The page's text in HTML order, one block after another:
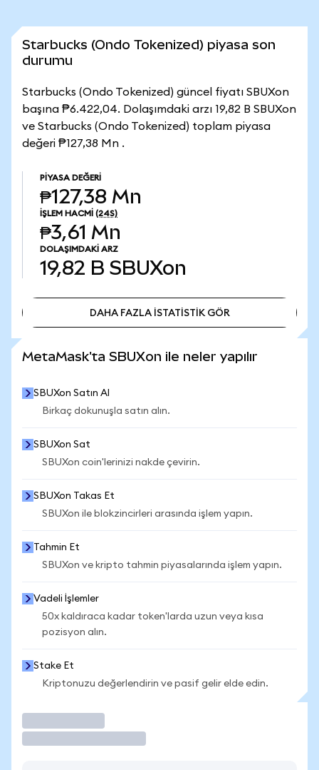
Starbucks (Ondo Tokenized) piyasa son
durumu
Starbucks (Ondo Tokenized) güncel fiyatı SBUXon
başına ₱6.422,04. Dolaşımdaki arzı 19,82 B SBUXon
ve Starbucks (Ondo Tokenized) toplam piyasa
değeri ₱127,38 Mn .
PIYASA DEĞERI
₱127,38 Mn
İŞLEM HACMI (24S)
₱3,61 Mn
DOLAŞIMDAKI ARZ
19,82 B SBUXon
DAHA FAZLA İSTATİSTİK GÖR
MetaMask'ta SBUXon ile neler yapılır
SBUXon Satın Al
Birkaç dokunuşla satın alın.
SBUXon Sat
SBUXon coin'lerinizi nakde çevirin.
SBUXon Takas Et
SBUXon ile blokzincirleri arasında işlem yapın.
Tahmin Et
SBUXon ve kripto tahmin piyasalarında işlem yapın.
Vadeli İşlemler
50x kaldıraca kadar token'larda uzun veya kısa
pozisyon alın.
Stake Et
Kriptonuzu değerlendirin ve pasif gelir elde edin.